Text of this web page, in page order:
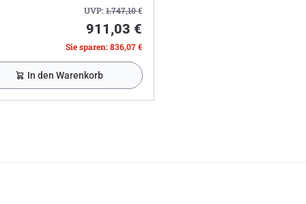
UVP:1.747,10€
911,03 €
Sie sparen: 836,07 €
In den Warenkorb